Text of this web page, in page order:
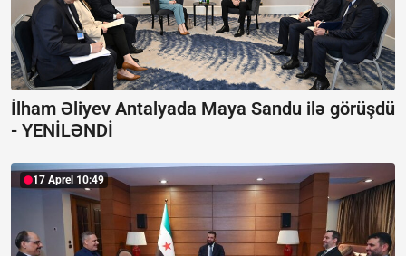
İlham Əliyev Antalyada Maya Sandu ilə görüşdü
- YENİLƏNDİ
17 Aprel 10:49